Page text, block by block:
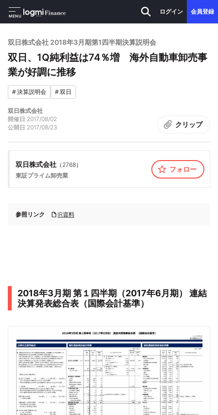
MENU
ログイン 会員登録
双日株式会社 2018年3月期第1四半期決算説明会
双日、1Q純利益は74％増 海外自動車卸売事
業が好調に推移
#決算説明会 #双日
双日株式会社
開催日 2017/08/02
公開日 2017/08/23 クリップ
双日株式会社 （ 2768）
東証プライム卸売業
フォロー
参照リンク IR資料
2018年3月期 第１四半期（2017年6月期） 連結
決算発表総合表（国際会計基準）